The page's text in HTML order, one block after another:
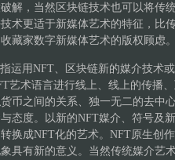
解，当然区块链技术也可以将传
术更适于新媒体艺术的特征，比
藏家数字新媒体艺术的版权顾虑
运用NFT、区块链新的媒介技术
艺术语言进行线上、线上的传播
币之间的关系、独一无二的去中
态度。以新的NFT媒介、符号及
换成NFT化的艺术。NFT原生创
具有新的意义。当然传统媒介艺